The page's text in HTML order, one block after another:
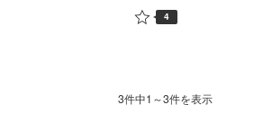
4
3件中1～3件を表示